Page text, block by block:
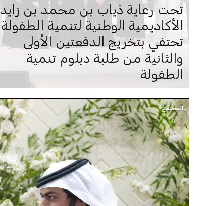
تحت رعاية ذياب بن محمد بن زايد
الأكاديمية الوطنية لتنمية الطفولة
تحتفي بتخريج الدفعتين الأولى
والثانية من طلبة دبلوم تنمية
الطفولة
المجتمع